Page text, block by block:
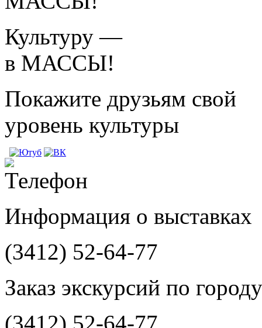
Культуру —
в МАССЫ!
Покажите друзьям свой
уровень культуры
Информация о выставках
(3412) 52-64-77
Заказ экскурсий по городу
(3412) 52-64-77